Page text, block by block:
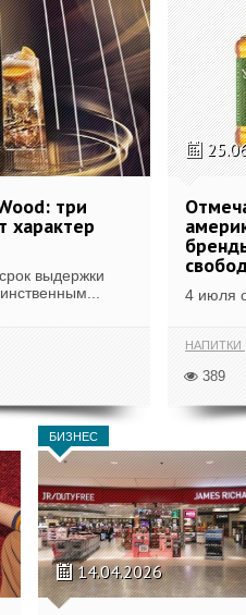
три
характер
выдержки
4 июля
НАПИТКИ
389
БИЗНЕС
14.04.2026